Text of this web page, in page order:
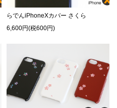
らでんiPhoneXカバー さくら
6,600円(税600円)